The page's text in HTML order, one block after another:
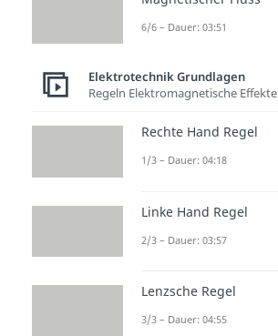
6/6 – Dauer: 03:51
Elektrotechnik Grundlagen
Regeln Elektromagnetische Effekte
Rechte Hand Regel
1/3 – Dauer: 04:18
Linke Hand Regel
2/3 – Dauer: 03:57
Lenzsche Regel
3/3 – Dauer: 04:55